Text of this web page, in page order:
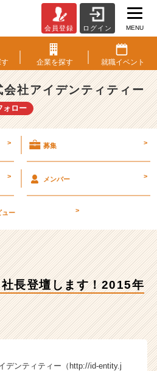
会員登録 ログイン MENU
企業を探す 就職イベント
会社アイデンティティー
ォロー
> 募集 >
> メンバー >
ュー >
長登壇します！2015年
デンティティー（http://id-entity.j